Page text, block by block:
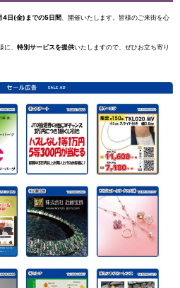
4日(金)までの5日間 、開催いたします。皆様のご来街を心
、 特別サービスを提供いたしますので、ぜひお立ち寄り